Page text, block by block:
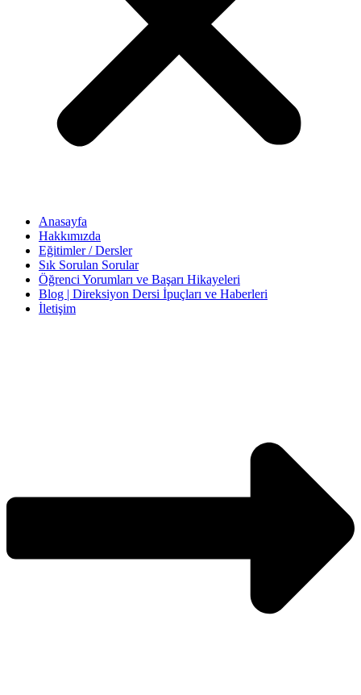
Anasayfa
Hakkımızda
Eğitimler / Dersler
Sık Sorulan Sorular
Öğrenci Yorumları ve Başarı Hikayeleri
Blog | Direksiyon Dersi İpuçları ve Haberleri
İletişim